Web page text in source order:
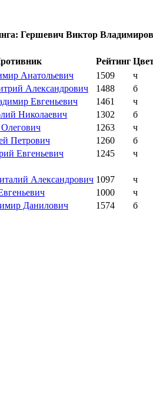
Гершевич Виктор
Рейтинг
Анатольевич 1509
ч
Александрович 1488
б
Евгеньевич 1461
ч
Николаевич 1302
б
1263
ч
Петрович 1260
б
Евгеньевич 1245
ч
Александрович 1097
ч
1000
ч
Данилович 1574
б